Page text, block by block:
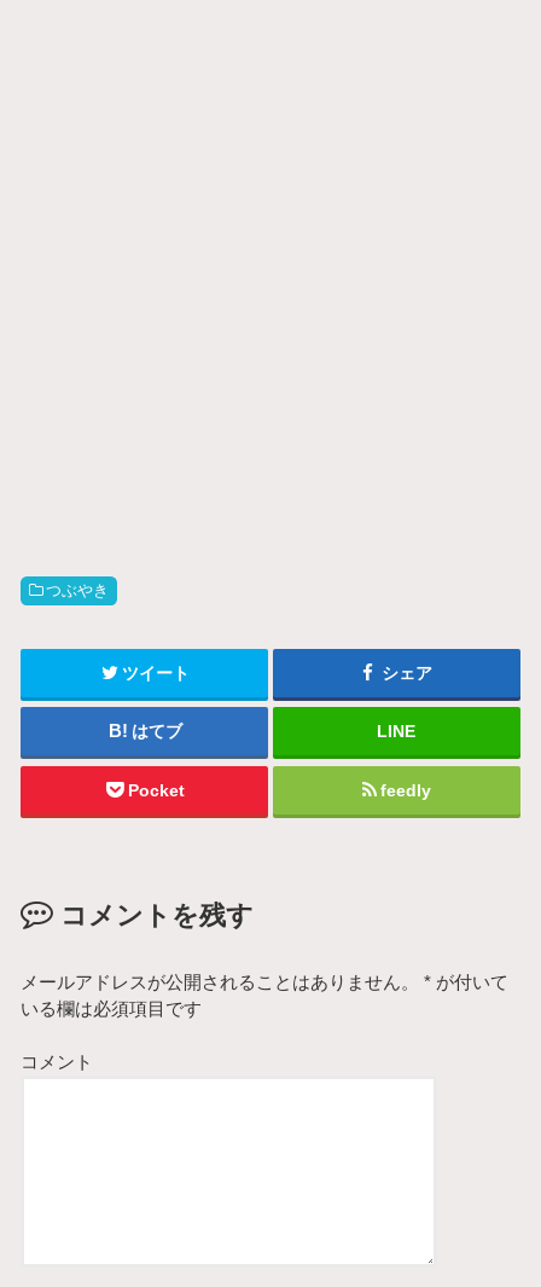
つぶやき
ツイート シェア
はてブ LINE
Pocket feedly
コメントを残す
メールアドレスが公開されることはありません。 * が付いて
いる欄は必須項目です
コメント